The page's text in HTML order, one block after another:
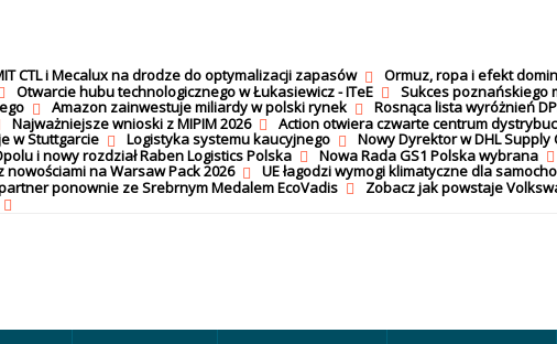
CTL i Mecalux na drodze do optymalizacji zapasów Ormuz, ropa i efekt
Otwarcie hubu technologicznego w Łukasiewicz - ITeE Sukces poznańskiego
Amazon zainwestuje miliardy w polski rynek Rosnąca lista wyróżnień
Najważniejsze wnioski z MIPIM 2026 Action otwiera czwarte centrum
w Stuttgarcie Logistyka systemu kaucyjnego Nowy Dyrektor w DHL Supply
i nowy rozdział Raben Logistics Polska Nowa Rada GS1 Polska wybrana
nowościami na Warsaw Pack 2026 UE łagodzi wymogi klimatyczne dla
ponownie ze Srebrnym Medalem EcoVadis Zobacz jak powstaje